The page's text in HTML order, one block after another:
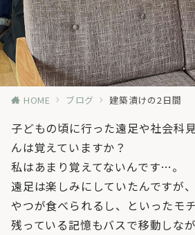
HOME ブログ 建築漬けの2日間
子どもの頃に行った遠足や社会科
んは覚えていますか？
私はあまり覚えてないんです…。
遠足は楽しみにしていたんですが
やつが食べられるし、といったモ
残っている記憶もバスで移動しな